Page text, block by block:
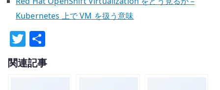
Kubernetes 上で VM を扱う意味
T
w
it
有
関連記事